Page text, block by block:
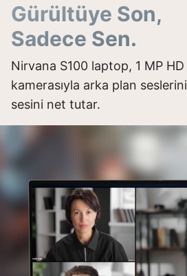
Gürültüye Son,
Sadece Sen.
Nirvana S100 laptop, 1 MP
kamerasıyla arka plan
sesini net tutar.